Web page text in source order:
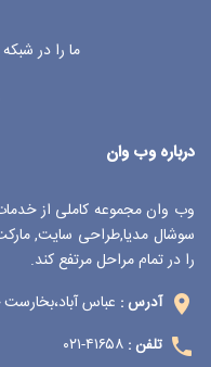
درباره وب وان
وب وان مجموعه کاملی از
سوشال مدیا,طراحی سایت,
را در تمام مراحل مرتفع کند.
آدرس : عباس آباد،بخارست
تلفن : ۴۱۶۵۸-۰۲۱
ما را در